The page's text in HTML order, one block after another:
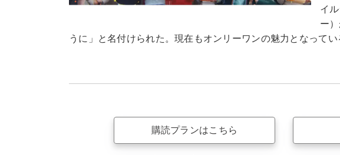
イ
ー
うに」と名付けられた。現在もオンリーワンの魅力となってい
購読プランはこちら